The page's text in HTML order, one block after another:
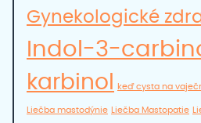
Gynekologické
Indol-3-
karbinol
keď cysta na
Liečba mastodýnie Liečba Mastopatie